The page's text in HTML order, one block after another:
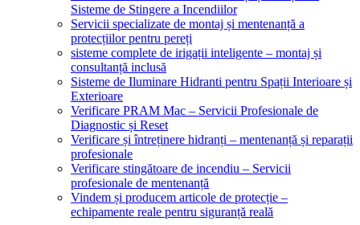
Sisteme de Stingere a Incendiilor
Servicii specializate de montaj și mentenanță a
protecțiilor pentru pereți
sisteme complete de irigații inteligente – montaj și
consultanță inclusă
Sisteme de Iluminare Hidranti pentru Spații Interioare și
Exterioare
Verificare PRAM Mac – Servicii Profesionale de
Diagnostic și Reset
Verificare și întreținere hidranți – mentenanță și reparații
profesionale
Verificare stingătoare de incendiu – Servicii
profesionale de mentenanță
Vindem și producem articole de protecție –
echipamente reale pentru siguranță reală